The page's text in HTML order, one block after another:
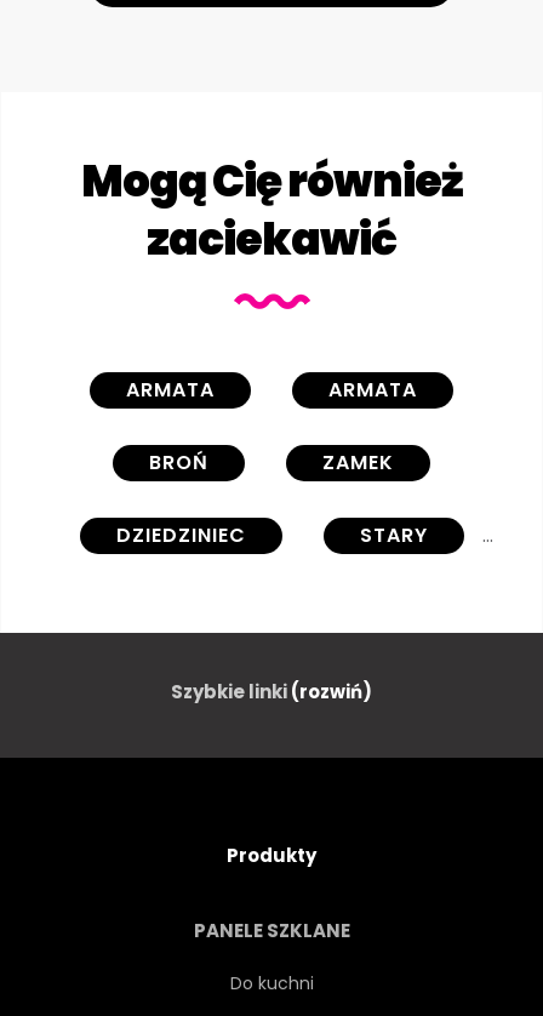
Mogą Cię również
zaciekawić
ARMATA ARMATA
BROŃ ZAMEK
DZIEDZINIEC STARY
ŚCIANA ARCHITEKTURA
POMNIK ZABYTKOWY
Szybkie linki(rozwiń)
Produkty
PANELE SZKLANE
Do kuchni